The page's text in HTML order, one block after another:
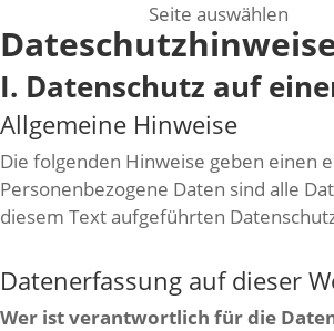
Seite auswählen
I. Datenschutz auf
Allgemeine Hinweise
Die folgenden Hinweise geben einen
Personenbezogene Daten sind alle
diesem Text aufgeführten
Datenerfassung auf dieser
Wer ist verantwortlich für die